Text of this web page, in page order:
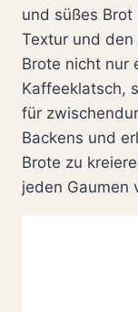
und süßes
Textur und
Brote nicht nur
Kaffeeklatsch,
für
Backens und
Brote zu
jeden Gaumen